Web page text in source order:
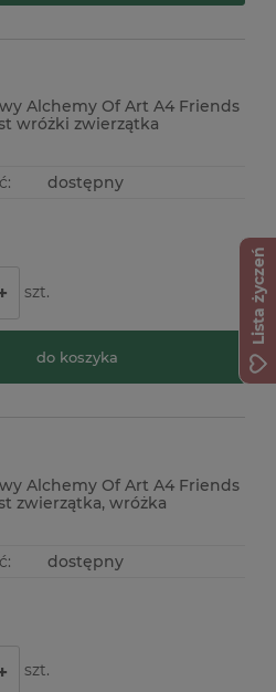
Alchemy Of Art A4 Friends
wróżki zwierzątka
dostępny
szt.
do koszyka
Alchemy Of Art A4 Friends
zwierzątka, wróżka
dostępny
szt.
Lista życzeń